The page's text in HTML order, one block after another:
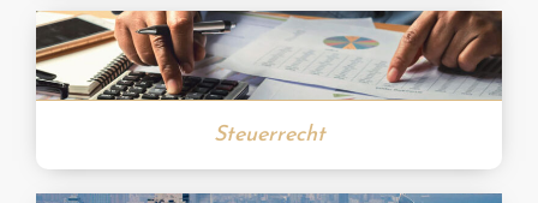
Steuerrecht